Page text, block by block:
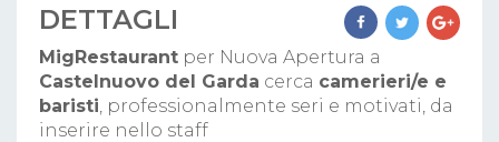
DETTAGLI
MigRestaurant per Nuova Apertura a
Castelnuovo del Garda cerca camerieri/e e
baristi, professionalmente seri e motivati, da
inserire nello staff